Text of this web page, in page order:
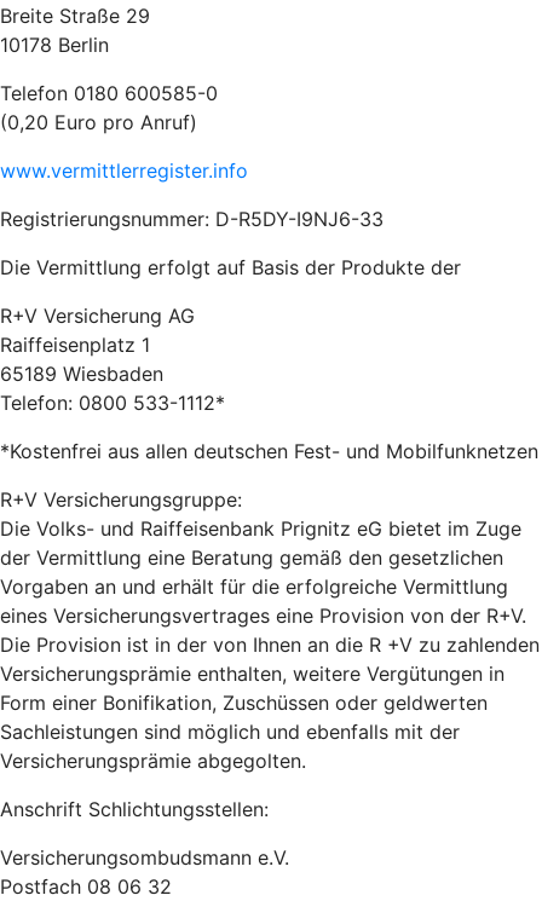
Breite Straße 29
10178 Berlin
Telefon 0180 600585-0
(0,20 Euro pro Anruf)
www.vermittlerregister.info
Registrierungsnummer: D-R5DY-I9NJ6-33
Die Vermittlung erfolgt auf Basis der Produkte der
R+V Versicherung AG
Raiffeisenplatz 1
65189 Wiesbaden
Telefon: 0800 533-1112*
*Kostenfrei aus allen deutschen Fest- und Mobilfunknetzen
R+V Versicherungsgruppe:
Die Volks- und Raiffeisenbank Prignitz eG bietet im Zuge
der Vermittlung eine Beratung gemäß den gesetzlichen
Vorgaben an und erhält für die erfolgreiche Vermittlung
eines Versicherungsvertrages eine Provision von der R+V.
Die Provision ist in der von Ihnen an die R +V zu zahlenden
Versicherungsprämie enthalten, weitere Vergütungen in
Form einer Bonifikation, Zuschüssen oder geldwerten
Sachleistungen sind möglich und ebenfalls mit der
Versicherungsprämie abgegolten.
Anschrift Schlichtungsstellen:
Versicherungsombudsmann e.V.
Postfach 08 06 32